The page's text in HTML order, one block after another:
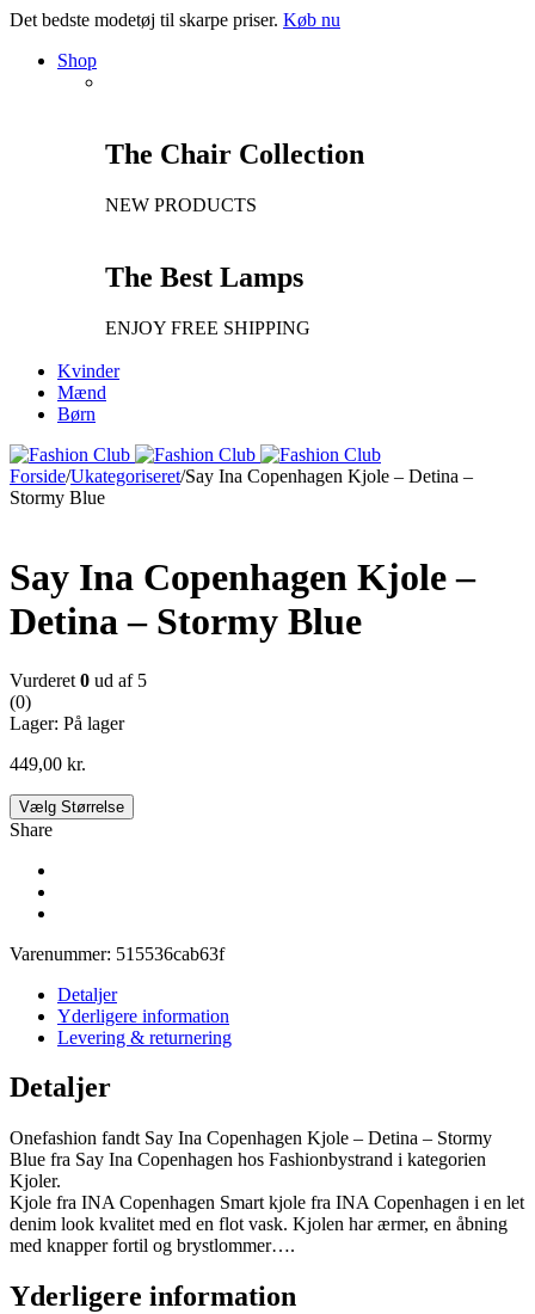
Det bedste modetøj til skarpe priser. Køb nu
Shop
The Chair Collection
NEW PRODUCTS
The Best Lamps
ENJOY FREE SHIPPING
Kvinder
Mænd
Børn
Forside/Ukategoriseret/Say Ina Copenhagen Kjole – Detina –
Stormy Blue
Say Ina Copenhagen Kjole –
Detina – Stormy Blue
Vurderet 0 ud af 5
(0)
Lager: På lager
449,00 kr.
Vælg Størrelse
Share
Varenummer: 515536cab63f
Detaljer
Yderligere information
Levering & returnering
Detaljer
Onefashion fandt Say Ina Copenhagen Kjole – Detina – Stormy
Blue fra Say Ina Copenhagen hos Fashionbystrand i kategorien
Kjoler.
Kjole fra INA Copenhagen Smart kjole fra INA Copenhagen i en let
denim look kvalitet med en flot vask. Kjolen har ærmer, en åbning
med knapper fortil og brystlommer….
Yderligere information